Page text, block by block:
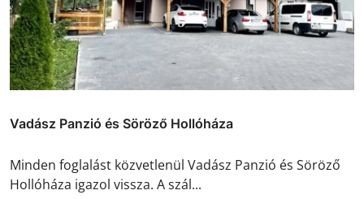
Vadász Panzió és Söröző Hollóháza
Minden foglalást közvetlenül Vadász Panzió és Söröző
Hollóháza igazol vissza. A szál...